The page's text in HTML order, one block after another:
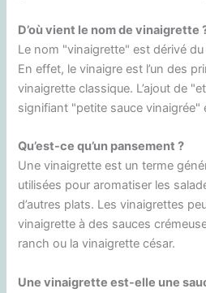
D’où vient le nom de vinaigrette
Le nom "vinaigrette" est dérivé
En effet, le vinaigre est l’un des
vinaigrette classique. L’ajout de
signifiant "petite sauce vinaigrée"
Qu’est-ce qu’un pansement ?
Une vinaigrette est un terme
utilisées pour aromatiser les
d’autres plats. Les vinaigrettes
vinaigrette à des sauces
ranch ou la vinaigrette césar.
Une vinaigrette est-elle une